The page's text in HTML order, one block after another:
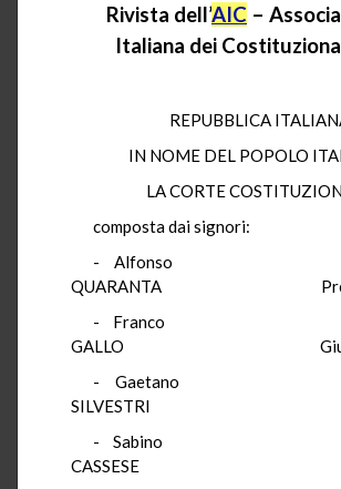
Rivista dell’AIC –
Italiana dei
REPUBBLICA
IN NOME DEL POPOLO
LA CORTE
composta dai signori:
- Alfonso
QUARANTA
- Franco
GALLO
- Gaetano
SILVESTRI
- Sabino
CASSESE